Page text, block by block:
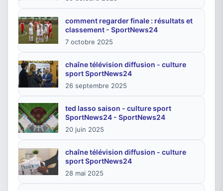
comment regarder finale : résultats et
classement - SportNews24
7 octobre 2025
chaîne télévision diffusion - culture
sport SportNews24
26 septembre 2025
ted lasso saison - culture sport
SportNews24 - SportNews24
20 juin 2025
chaîne télévision diffusion - culture
sport SportNews24
28 mai 2025